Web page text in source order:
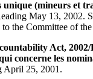
unique (mineurs et
May 13, 2002.
the Committee of
Act, 2002/
concerne les
April 25, 2001.